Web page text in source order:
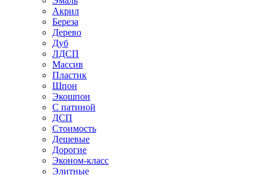
Акрил
Береза
Дерево
Дуб
ЛДСП
Массив
Пластик
Шпон
Экошпон
С патиной
ДСП
Стоимость
Дешевые
Дорогие
Эконом-класс
Элитные